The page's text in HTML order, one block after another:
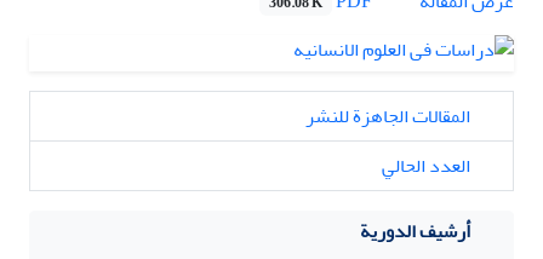
المقالات الجاهزة للنشر
العدد الحالي
أرشيف الدورية